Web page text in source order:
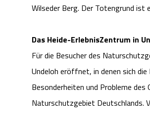
Wilseder Berg. Der Totengrund ist
Das Heide-ErlebnisZentrum in
Für die Besucher des
Undeloh eröffnet, in denen sich
Besonderheiten und Probleme
Naturschutzgebiet Deutschlands.